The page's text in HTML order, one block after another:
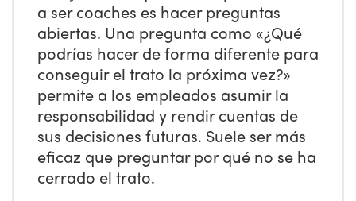
a ser coaches es hacer preguntas
abiertas. Una pregunta como «¿Qué
podrías hacer de forma diferente para
conseguir el trato la próxima vez?»
permite a los empleados asumir la
responsabilidad y rendir cuentas de
sus decisiones futuras. Suele ser más
eficaz que preguntar por qué no se ha
cerrado el trato.